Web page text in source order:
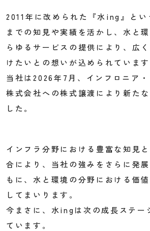
2011年に改められた『水ing』とい
までの知見や実績を活かし、水と
らゆるサービスの提供により、広
けたいとの想いが込められています
当社は2026年7月、インフロニア
株式会社への株式譲渡により新た
した。
インフラ分野における豊富な知見
合により、当社の強みをさらに発
もに、水と環境の分野における価
してまいります。
今まさに、水ingは次の成長ステー
ています。